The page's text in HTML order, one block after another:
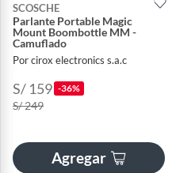
SCOSCHE
Parlante Portable Magic
Mount Boombottle MM -
Camuflado
Por cirox electronics s.a.c
S/ 159 -36%
S/ 249
Agregar